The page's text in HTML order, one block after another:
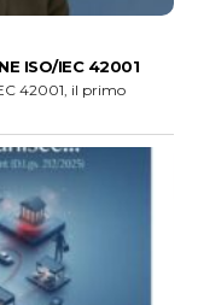
ISO/IEC 42001
42001, il primo